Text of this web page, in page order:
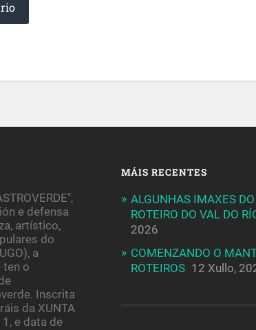
e defensa
artístico,
do
a
ten o
Inscrita
da XUNTA
e data de
MÁIS RECENTES
ALGUNHAS IMAXES
ROTEIRO DO VAL DO
2026
COMENZANDO O
ROTEIROS 12 Xullo,